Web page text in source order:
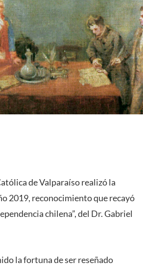
de Valparaíso realizó la
2019, reconocimiento que recayó
chilena”, del Dr. Gabriel
la fortuna de ser reseñado